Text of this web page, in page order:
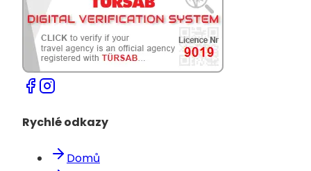
Rychlé odkazy
Domů